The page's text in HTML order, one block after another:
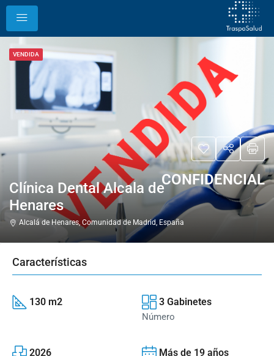
VENDIDA
Clínica Dental Alcala de
Henares
CONFIDENCIAL
Alcalá de Henares, Comunidad de Madrid, España
Características
130 m2 3 Gabinetes
Número
2026 Más de 19 años